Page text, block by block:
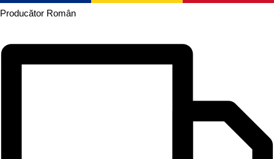
Producător Român